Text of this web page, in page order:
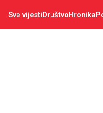
Sve vijestiDruštvoHronika